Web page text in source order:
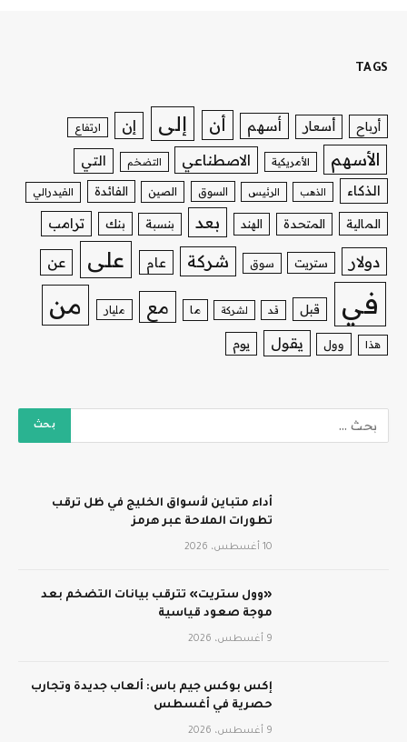
TAGS
أرباح أسعار أسهم أن إلى إن ارتفاع
الأسهم الأمريكية الاصطناعي التضخم
التي
الذكاء
الذهب الرئيس السوق الصين الفائدة الفيدرالي
المالية المتحدة الهند بعد بنسبة بنك ترامب
دولار ستريت سوق شركة عام على عن
في قبل قد لشركة ما مع مليار من
هذا وول يقول يوم
أداء متباين لأسواق الخليج في ظل ترقب
تطورات الملاحة عبر هرمز
10 أغسطس، 2026
«وول ستريت» تترقب بيانات التضخم بعد
موجة صعود قياسية
9 أغسطس، 2026
إكس بوكس جيم باس: ألعاب جديدة وتجارب
حصرية في أغسطس
9 أغسطس، 2026